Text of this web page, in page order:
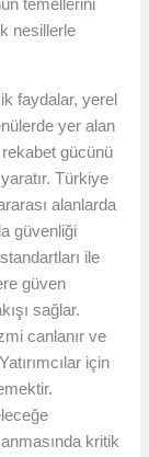
temellerini
nesillerle
faydalar, yerel
yer alan
gücünü
Türkiye
alanlarda
güvenliği
ile
güven
sağlar.
canlanır ve
için
kritik